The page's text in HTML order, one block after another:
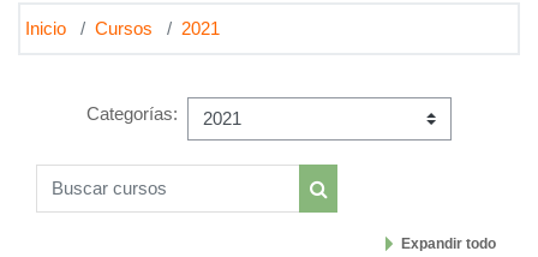
Inicio Cursos 2021
Categorías:
Buscar cursos
Buscar cursos
Expandir todo